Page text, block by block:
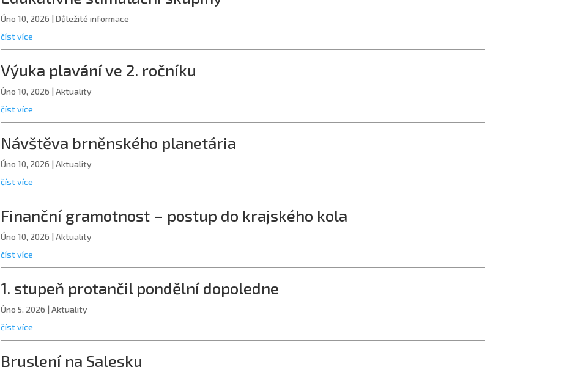
Úno 10, 2026 | Důležité informace
číst více
Výuka plavání ve 2. ročníku
Úno 10, 2026 | Aktuality
číst více
Návštěva brněnského planetária
Úno 10, 2026 | Aktuality
číst více
Finanční gramotnost – postup do krajského kola
Úno 10, 2026 | Aktuality
číst více
1. stupeň protančil pondělní dopoledne
Úno 5, 2026 | Aktuality
číst více
Bruslení na Salesku